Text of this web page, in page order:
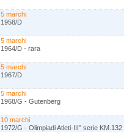
5 marchi
1958/D
5 marchi
1964/D - rara
5 marchi
1967/D
5 marchi
1968/G - Gutenberg
10 marchi
1972/G - Olimpiadi Atleti-III° serie KM.132